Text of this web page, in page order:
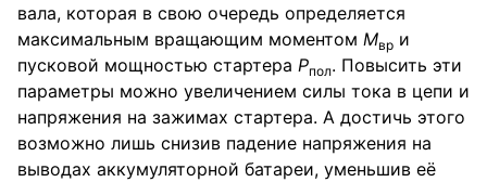
вала, которая в свою очередь определяется
максимальным вращающим моментом Mвр и
пусковой мощностью стартера Pпол. Повысить эти
параметры можно увеличением силы тока в цепи и
напряжения на зажимах стартера. А достичь этого
возможно лишь снизив падение напряжения на
выводах аккумуляторной батареи, уменьшив её